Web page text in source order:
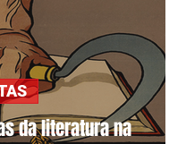
da literatura na